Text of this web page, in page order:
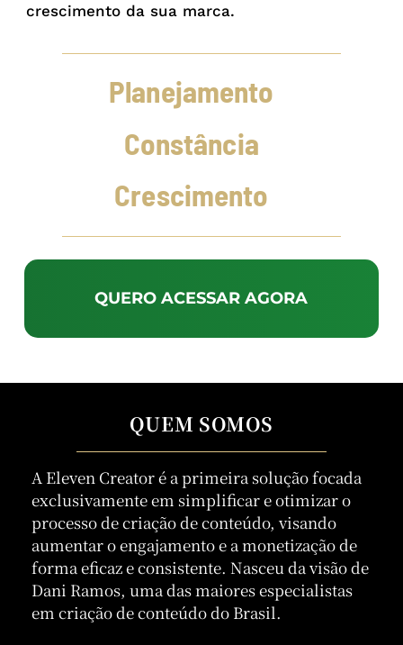
crescimento da sua marca.
Planejamento
Constância
Crescimento
QUERO ACESSAR AGORA
QUEM SOMOS
A Eleven Creator é a primeira solução focada
exclusivamente em simplificar e otimizar o
processo de criação de conteúdo, visando
aumentar o engajamento e a monetização de
forma eficaz e consistente. Nasceu da visão de
Dani Ramos, uma das maiores especialistas
em criação de conteúdo do Brasil.